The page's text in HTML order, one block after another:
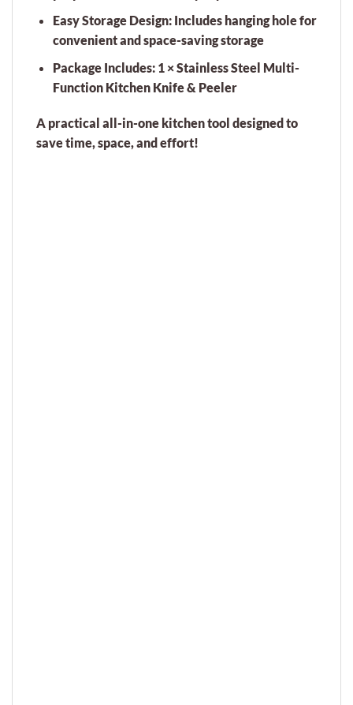
Easy Storage Design:Includes hanging hole for
convenient and space-saving storage
Package Includes:1 × Stainless Steel Multi-
Function Kitchen Knife & Peeler
A practical all-in-one kitchen tool designed to
save time, space, and effort!